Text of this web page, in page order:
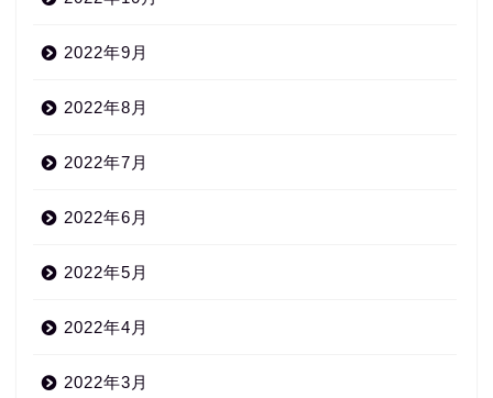
2022年9月
2022年8月
2022年7月
2022年6月
2022年5月
2022年4月
2022年3月